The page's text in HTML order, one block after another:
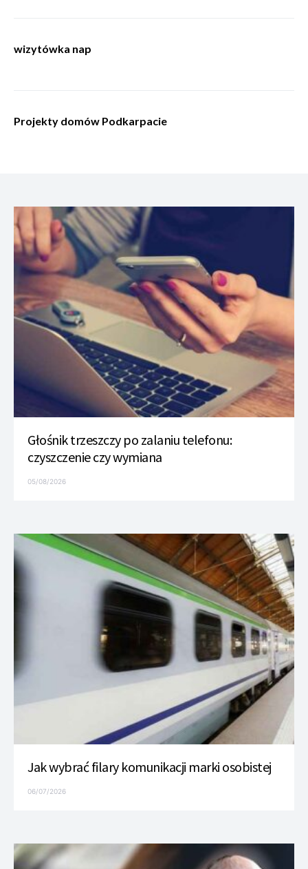
wizytówka nap
Projekty domów Podkarpacie
Głośnik trzeszczy po zalaniu telefonu:
czyszczenie czy wymiana
05/08/2026
Jak wybrać filary komunikacji marki osobistej
06/07/2026